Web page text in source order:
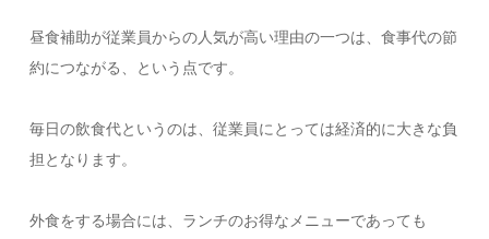
昼食補助が従業員からの人気が高い理由の一つは、食事代の節
約につながる、という点です。
毎日の飲食代というのは、従業員にとっては経済的に大きな負
担となります。
外食をする場合には、ランチのお得なメニューであっても